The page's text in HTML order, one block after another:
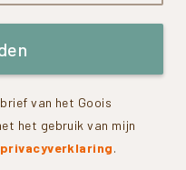
van het Goois
het gebruik van mijn
privacyverklaring.